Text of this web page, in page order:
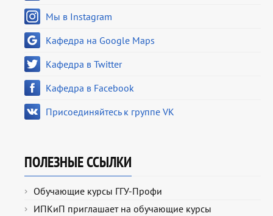
Мы в Instagram
Кафедра на Google Maps
Кафедра в Twitter
Кафедра в Facebook
Присоединяйтесь к группе VK
ПОЛЕЗНЫЕ ССЫЛКИ
Обучающие курсы ГГУ-Профи
ИПКиП приглашает на обучающие курсы